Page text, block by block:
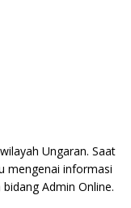
Ungaran. Saat
mengenai informasi
Admin Online.